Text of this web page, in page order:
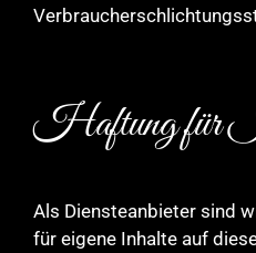
Haftung für
Als Diensteanbieter sind
für eigene Inhalte auf